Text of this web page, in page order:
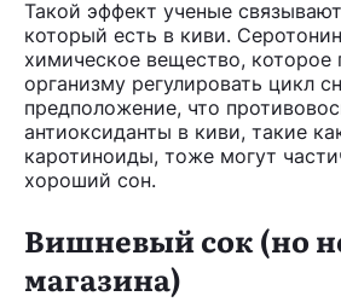
Такой эффект ученые
который есть в киви.
химическое вещество, которое
организму регулировать цикл
предположение, что
антиоксиданты в киви, такие
каротиноиды, тоже могут
хороший сон.
Вишневый сок (но
магазина)